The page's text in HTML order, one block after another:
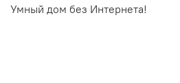
Умный дом без Интернета!